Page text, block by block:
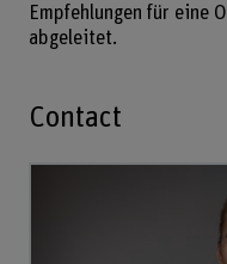
Empfehlungen für eine
abgeleitet.
Contact